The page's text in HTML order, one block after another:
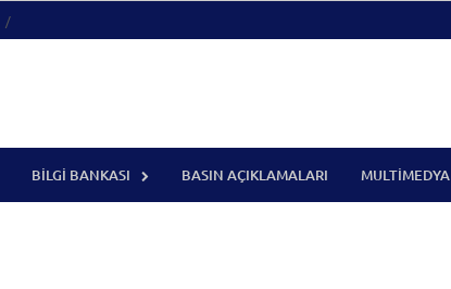
BILGI BANKASI BASIN AÇIKLAMALARI MULTIMEDYA